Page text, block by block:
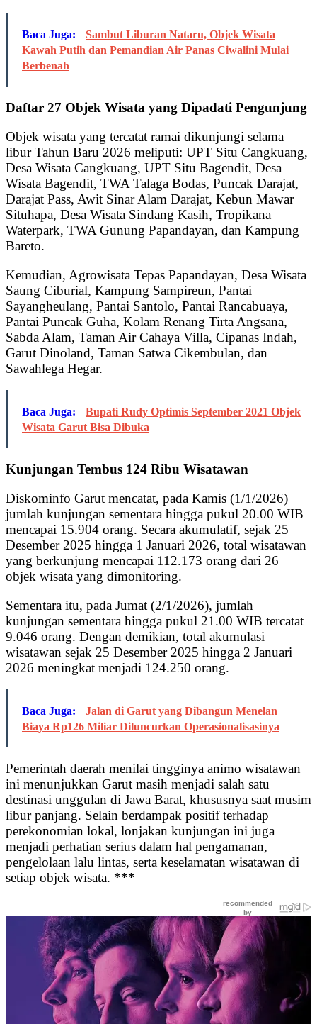
Baca Juga:
Sambut Liburan Nataru, Objek Wisata
Kawah Putih dan Pemandian Air Panas Ciwalini Mulai
Berbenah
Daftar 27 Objek Wisata yang Dipadati Pengunjung
Objek wisata yang tercatat ramai dikunjungi selama
libur Tahun Baru 2026 meliputi: UPT Situ Cangkuang,
Desa Wisata Cangkuang, UPT Situ Bagendit, Desa
Wisata Bagendit, TWA Talaga Bodas, Puncak Darajat,
Darajat Pass, Awit Sinar Alam Darajat, Kebun Mawar
Situhapa, Desa Wisata Sindang Kasih, Tropikana
Waterpark, TWA Gunung Papandayan, dan Kampung
Bareto.
Kemudian, Agrowisata Tepas Papandayan, Desa Wisata
Saung Ciburial, Kampung Sampireun, Pantai
Sayangheulang, Pantai Santolo, Pantai Rancabuaya,
Pantai Puncak Guha, Kolam Renang Tirta Angsana,
Sabda Alam, Taman Air Cahaya Villa, Cipanas Indah,
Garut Dinoland, Taman Satwa Cikembulan, dan
Sawahlega Hegar.
Baca Juga:
Bupati Rudy Optimis September 2021 Objek
Wisata Garut Bisa Dibuka
Kunjungan Tembus 124 Ribu Wisatawan
Diskominfo Garut mencatat, pada Kamis (1/1/2026)
jumlah kunjungan sementara hingga pukul 20.00 WIB
mencapai 15.904 orang. Secara akumulatif, sejak 25
Desember 2025 hingga 1 Januari 2026, total wisatawan
yang berkunjung mencapai 112.173 orang dari 26
objek wisata yang dimonitoring.
Sementara itu, pada Jumat (2/1/2026), jumlah
kunjungan sementara hingga pukul 21.00 WIB tercatat
9.046 orang. Dengan demikian, total akumulasi
wisatawan sejak 25 Desember 2025 hingga 2 Januari
2026 meningkat menjadi 124.250 orang.
Baca Juga:
Jalan di Garut yang Dibangun Menelan
Biaya Rp126 Miliar Diluncurkan Operasionalisasinya
Pemerintah daerah menilai tingginya animo wisatawan
ini menunjukkan Garut masih menjadi salah satu
destinasi unggulan di Jawa Barat, khususnya saat musim
libur panjang. Selain berdampak positif terhadap
perekonomian lokal, lonjakan kunjungan ini juga
menjadi perhatian serius dalam hal pengamanan,
pengelolaan lalu lintas, serta keselamatan wisatawan di
setiap objek wisata. ***